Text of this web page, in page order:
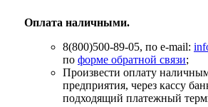
Оплата наличными.
8(800)500-89-05, по e-mail:
по форме обратной связи;
Произвести оплату
предприятия, через кассу
подходящий платежный